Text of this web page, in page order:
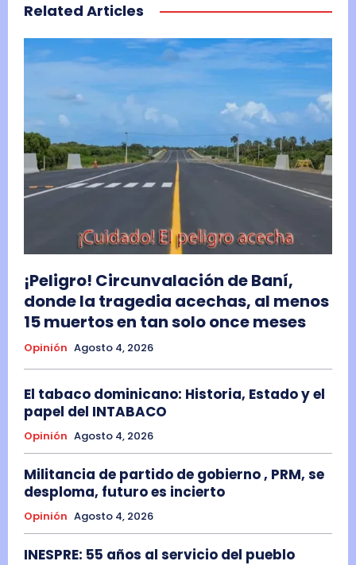
Related Articles
¡Peligro! Circunvalación de Baní,
donde la tragedia acechas, al menos
15 muertos en tan solo once meses
Opinión Agosto 4, 2026
El tabaco dominicano: Historia, Estado y el
papel del INTABACO
Opinión Agosto 4, 2026
Militancia de partido de gobierno , PRM, se
desploma, futuro es incierto
Opinión Agosto 4, 2026
INESPRE: 55 años al servicio del pueblo